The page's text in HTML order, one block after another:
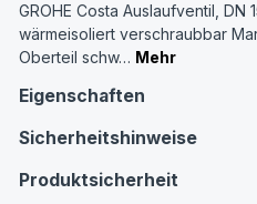
GROHE Costa Auslaufventil, DN
wärmeisoliert verschraubbar
Oberteil schw… Mehr
Eigenschaften
Sicherheitshinweise
Produktsicherheit